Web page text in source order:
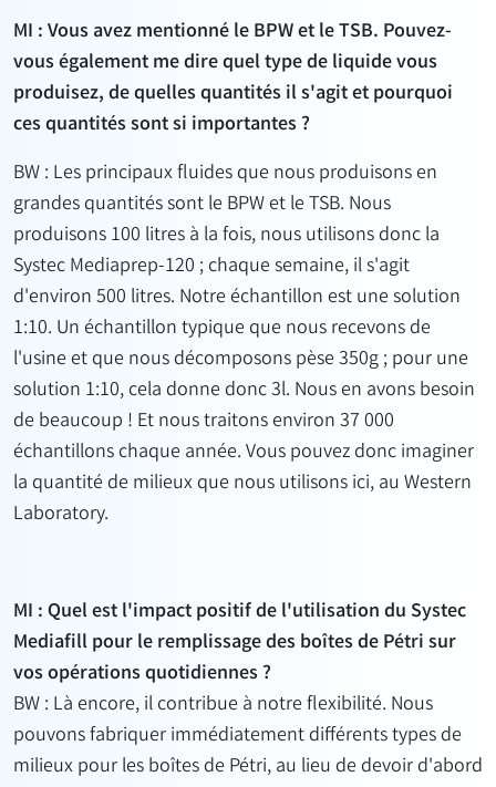
MI : Vous avez mentionné le BPW et le TSB. Pouvez-
vous également me dire quel type de liquide vous
produisez, de quelles quantités il s'agit et pourquoi
ces quantités sont si importantes ?
BW : Les principaux fluides que nous produisons en
grandes quantités sont le BPW et le TSB. Nous
produisons 100 litres à la fois, nous utilisons donc la
Systec Mediaprep-120 ; chaque semaine, il s'agit
d'environ 500 litres. Notre échantillon est une solution
1:10. Un échantillon typique que nous recevons de
l'usine et que nous décomposons pèse 350g ; pour une
solution 1:10, cela donne donc 3l. Nous en avons besoin
de beaucoup ! Et nous traitons environ 37 000
échantillons chaque année. Vous pouvez donc imaginer
la quantité de milieux que nous utilisons ici, au Western
Laboratory.
MI : Quel est l'impact positif de l'utilisation du Systec
Mediafill pour le remplissage des boîtes de Pétri sur
vos opérations quotidiennes ?
BW : Là encore, il contribue à notre flexibilité. Nous
pouvons fabriquer immédiatement différents types de
milieux pour les boîtes de Pétri, au lieu de devoir d'abord